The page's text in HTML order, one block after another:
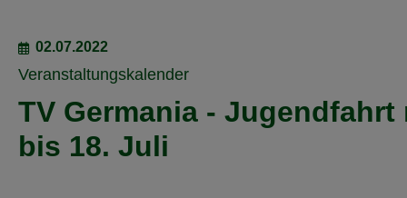
02.07.2022
Veranstaltungskalender
TV Germania -
bis 18. Juli